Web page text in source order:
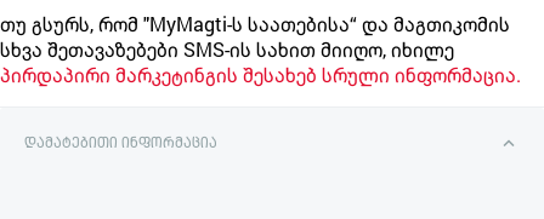
თუ გსურს, რომ "MyMagti-ს საათებისა“ და მაგთიკომის
სხვა შეთავაზებები SMS-ის სახით მიიღო, იხილე
პირდაპირი მარკეტინგის შესახებ სრული ინფორმაცია.
დამატებითი ინფორმაცია